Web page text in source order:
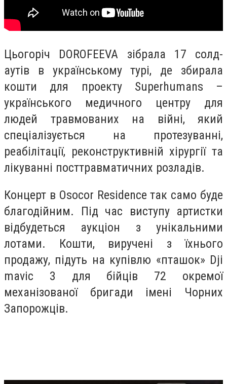
Цьогоріч DOROFEEVA зібрала 17 солд-
аутів в українському турі, де збирала
кошти для проекту Superhumans –
українського медичного центру для
людей травмованих на війні, який
спеціалізується на протезуванні,
реабілітації, реконструктивній хірургії та
лікуванні посттравматичних розладів.
Концерт в Osocor Residence так само буде
благодійним. Під час виступу артистки
відбудеться аукціон з унікальними
лотами. Кошти, виручені з їхнього
продажу, підуть на купівлю «пташок» Dji
mavic 3 для бійців 72 окремої
механізованої бригади імені Чорних
Запорожців.